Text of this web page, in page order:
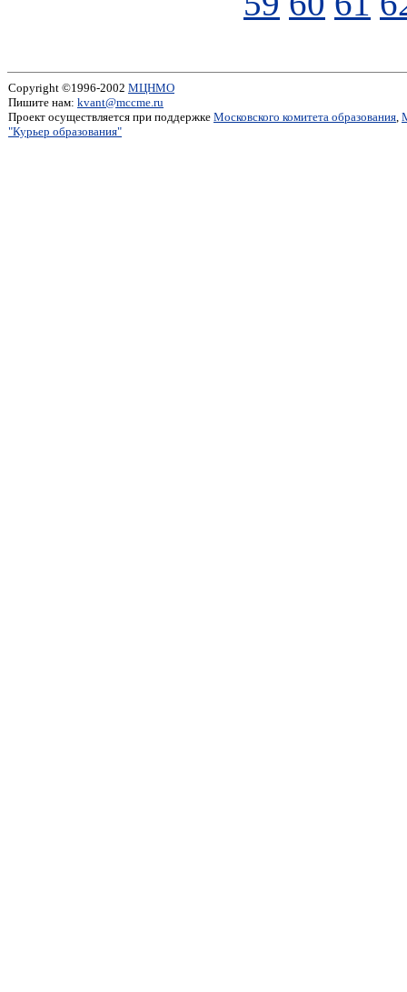
Copyright ©1996-2002 МЦНМО
Пишите нам: kvant@mccme.ru
Проект осуществляется при поддержке Московского комитета образования,
"Курьер образования"